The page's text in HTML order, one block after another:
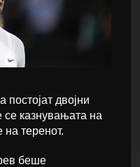
двојни
казнувањата на
на теренот.
беше